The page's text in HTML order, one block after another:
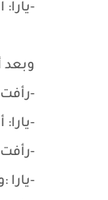
-يارا:
وبعد
-
-
-
-يارا